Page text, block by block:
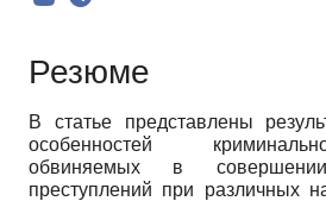
Резюме
В статье представлены
особенностей
обвиняемых в
преступлений при различных